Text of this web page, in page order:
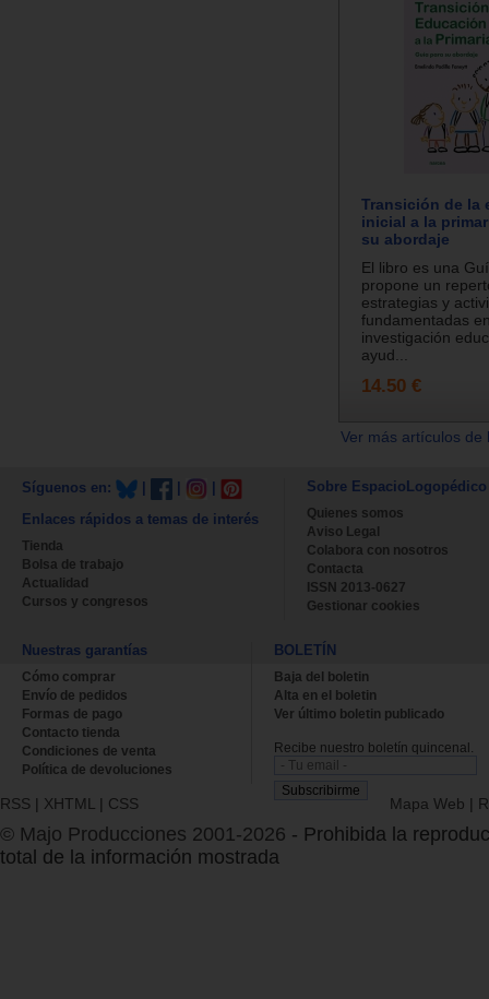
Transición de la
inicial a la
su abordaje
El libro es una
propone un
estrategias y
fundamentadas
investigación
ayud...
14.50 €
Ver más artículos
Síguenos en:
Enlaces rápidos a temas de interés
Tienda
Bolsa de trabajo
Actualidad
Cursos y congresos
Sobre EspacioLogopédico
Quienes somos
Aviso Legal
Colabora con nosotros
Contacta
ISSN 2013-0627
Gestionar cookies
Nuestras garantías
Cómo comprar
Envío de pedidos
Formas de pago
Contacto tienda
Condiciones de venta
Política de devoluciones
BOLETÍN
Baja del boletin
Alta en el boletin
Ver último boletin publicado
Recibe nuestro boletín quincenal.
RSS | XHTML | CSS Mapa Web |
© Majo Producciones 2001-2026 - Prohibida la
total de la información mostrada